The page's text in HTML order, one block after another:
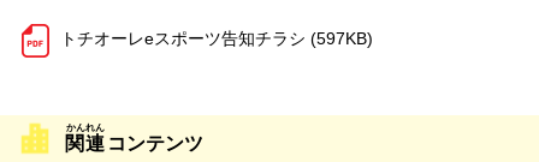
トチオーレeスポーツ告知チラシ (597KB)
関連 コンテンツ